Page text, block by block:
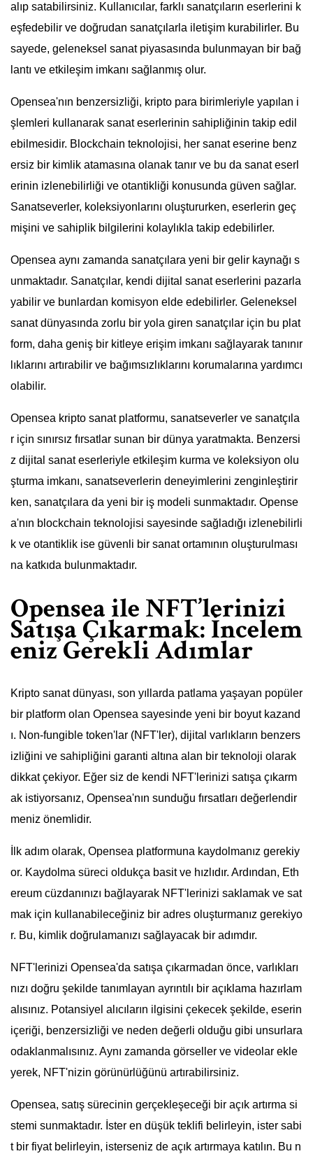
alıp satabilirsiniz. Kullanıcılar, farklı sanatçıların eserlerini k
eşfedebilir ve doğrudan sanatçılarla iletişim kurabilirler. Bu
sayede, geleneksel sanat piyasasında bulunmayan bir bağ
lantı ve etkileşim imkanı sağlanmış olur.
Opensea'nın benzersizliği, kripto para birimleriyle yapılan i
şlemleri kullanarak sanat eserlerinin sahipliğinin takip edil
ebilmesidir. Blockchain teknolojisi, her sanat eserine benz
ersiz bir kimlik atamasına olanak tanır ve bu da sanat eserl
erinin izlenebilirliği ve otantikliği konusunda güven sağlar.
Sanatseverler, koleksiyonlarını oluştururken, eserlerin geç
mişini ve sahiplik bilgilerini kolaylıkla takip edebilirler.
Opensea aynı zamanda sanatçılara yeni bir gelir kaynağı s
unmaktadır. Sanatçılar, kendi dijital sanat eserlerini pazarla
yabilir ve bunlardan komisyon elde edebilirler. Geleneksel
sanat dünyasında zorlu bir yola giren sanatçılar için bu plat
form, daha geniş bir kitleye erişim imkanı sağlayarak tanınır
lıklarını artırabilir ve bağımsızlıklarını korumalarına yardımcı
olabilir.
Opensea kripto sanat platformu, sanatseverler ve sanatçıla
r için sınırsız fırsatlar sunan bir dünya yaratmakta. Benzersi
z dijital sanat eserleriyle etkileşim kurma ve koleksiyon olu
şturma imkanı, sanatseverlerin deneyimlerini zenginleştirir
ken, sanatçılara da yeni bir iş modeli sunmaktadır. Opense
a'nın blockchain teknolojisi sayesinde sağladığı izlenebilirli
k ve otantiklik ise güvenli bir sanat ortamının oluşturulması
na katkıda bulunmaktadır.
Opensea ile NFT’lerinizi
Satışa Çıkarmak: İncelem
eniz Gerekli Adımlar
Kripto sanat dünyası, son yıllarda patlama yaşayan popüler
bir platform olan Opensea sayesinde yeni bir boyut kazand
ı. Non-fungible token'lar (NFT'ler), dijital varlıkların benzers
izliğini ve sahipliğini garanti altına alan bir teknoloji olarak
dikkat çekiyor. Eğer siz de kendi NFT'lerinizi satışa çıkarm
ak istiyorsanız, Opensea'nın sunduğu fırsatları değerlendir
meniz önemlidir.
İlk adım olarak, Opensea platformuna kaydolmanız gerekiy
or. Kaydolma süreci oldukça basit ve hızlıdır. Ardından, Eth
ereum cüzdanınızı bağlayarak NFT'lerinizi saklamak ve sat
mak için kullanabileceğiniz bir adres oluşturmanız gerekiyo
r. Bu, kimlik doğrulamanızı sağlayacak bir adımdır.
NFT'lerinizi Opensea'da satışa çıkarmadan önce, varlıkları
nızı doğru şekilde tanımlayan ayrıntılı bir açıklama hazırlam
alısınız. Potansiyel alıcıların ilgisini çekecek şekilde, eserin
içeriği, benzersizliği ve neden değerli olduğu gibi unsurlara
odaklanmalısınız. Aynı zamanda görseller ve videolar ekle
yerek, NFT'nizin görünürlüğünü artırabilirsiniz.
Opensea, satış sürecinin gerçekleşeceği bir açık artırma si
stemi sunmaktadır. İster en düşük teklifi belirleyin, ister sabi
t bir fiyat belirleyin, isterseniz de açık artırmaya katılın. Bu n